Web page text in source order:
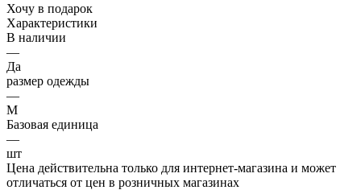
Хочу в подарок
Характеристики
В наличии
—
Да
размер одежды
—
M
Базовая единица
—
шт
Цена действительна только для интернет-магазина и может
отличаться от цен в розничных магазинах